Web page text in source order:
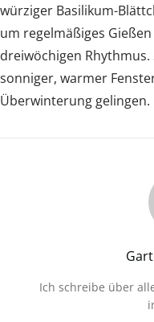
würziger Basilikum-
um regelmäßiges
dreiwöchigen
sonniger, warmer
Überwinterung gelingen.
Ich schreibe über